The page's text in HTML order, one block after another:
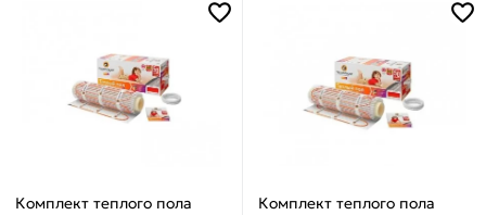
плитку
Комплект теплого пола
Комплект теплого пола